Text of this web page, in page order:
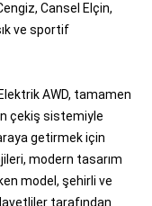
Cansel Elçin,
ve sportif
AWD, tamamen
çekiş sistemiyle
getirmek için
modern tasarım
model, şehirli ve
tarafından